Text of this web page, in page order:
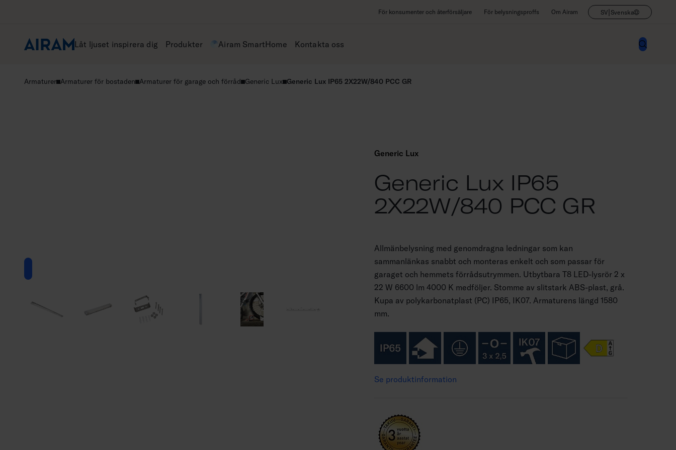
För konsumenter och återförsäljare För belysningsproffs Om Airam SV| Svenska
Låt ljuset inspirera dig Produkter Airam SmartHome Kontakta oss
Armaturer Armaturer för bostaden Armaturer för garage och förråd Generic Lux Generic Lux IP65 2X22W/840 PCC GR
Generic Lux
Generic Lux IP65
2X22W/840 PCC GR
Allmänbelysning med genomdragna ledningar som kan
sammanlänkas snabbt och monteras enkelt och som passar för
garaget och hemmets förrådsutrymmen. Utbytbara T8 LED-lysrör 2 x
22 W 6600 lm 4000 K medföljer. Stomme av slitstark ABS-plast, grå.
Kupa av polykarbonatplast (PC) IP65, IK07. Armaturens längd 1580
mm.
Se produktinformation